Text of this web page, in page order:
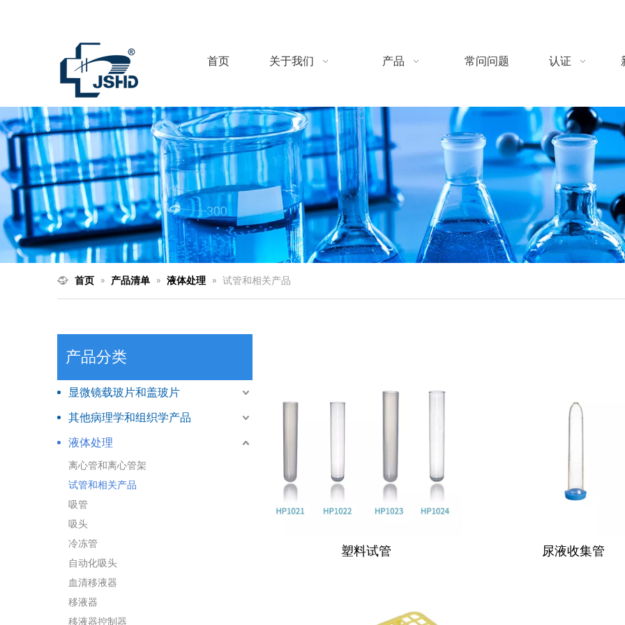
首页 关于我们 产品 常问问题 认证
首页 » 产品清单 » 液体处理 » 试管和相关产品
产品分类
显微镜载玻片和盖玻片
其他病理学和组织学产品
液体处理
离心管和离心管架
试管和相关产品
吸管
吸头
冷冻管
自动化吸头
血清移液器
移液器
移液器控制器
塑料试管 尿液收集管